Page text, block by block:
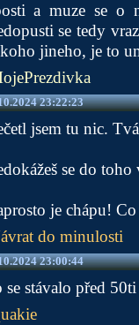
a muze se o
se tedy
jineho, je to
23:22:23
jsem tu nic.
se do toho
je chápu!
do minulosti
23:00:44
se stávalo před